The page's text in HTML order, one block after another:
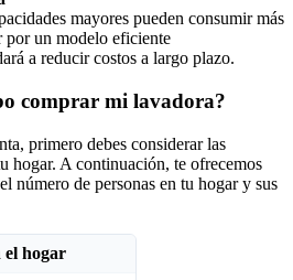
mayores pueden consumir más
por un modelo eficiente
a reducir costos a largo plazo.
comprar mi lavadora?
primero debes considerar las
hogar. A continuación, te ofrecemos
número de personas en tu hogar y sus
el hogar